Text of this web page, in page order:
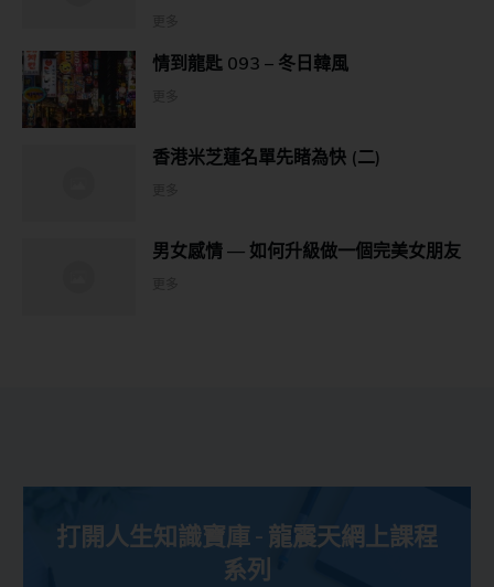
情到龍匙 093 – 冬日韓風
香港米芝蓮名單先睹為快 (二)
男女感情 — 如何升級做一個完美女朋友
打開人生知識寶庫 - 龍震天網上課程
系列